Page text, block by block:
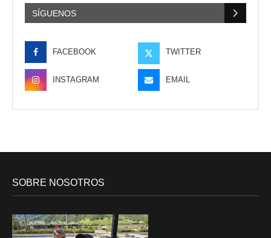
SÍGUENOS
FACEBOOK TWITTER
INSTAGRAM EMAIL
SOBRE NOSOTROS